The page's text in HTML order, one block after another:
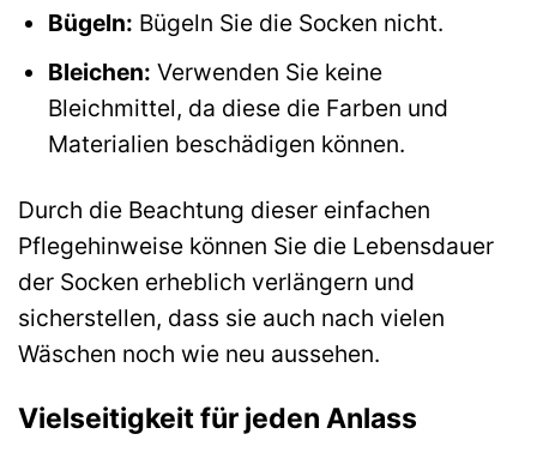
Bügeln: Bügeln Sie die Socken nicht.
Bleichen: Verwenden Sie keine
Bleichmittel, da diese die Farben und
Materialien beschädigen können.
Durch die Beachtung dieser einfachen
Pflegehinweise können Sie die Lebensdauer
der Socken erheblich verlängern und
sicherstellen, dass sie auch nach vielen
Wäschen noch wie neu aussehen.
Vielseitigkeit für jeden Anlass